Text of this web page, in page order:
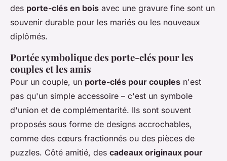
des porte-clés en bois avec une gravure fine sont un
souvenir durable pour les mariés ou les nouveaux
diplômés.
Portée symbolique des porte-clés pour les
couples et les amis
Pour un couple, un porte-clés pour couples n'est
pas qu'un simple accessoire – c'est un symbole
d'union et de complémentarité. Ils sont souvent
proposés sous forme de designs accrochables,
comme des cœurs fractionnés ou des pièces de
puzzles. Côté amitié, des cadeaux originaux pour